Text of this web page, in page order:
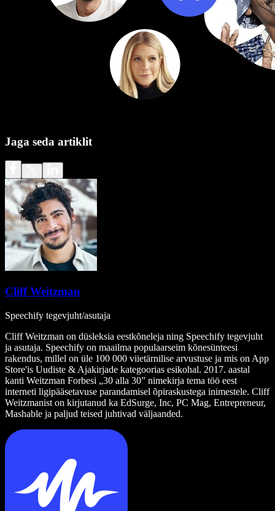
Jaga seda artiklit
Cliff Weitzman
Speechify tegevjuht/asutaja
Cliff Weitzman on düsleksia eestkõneleja ning Speechify tegevjuht
ja asutaja. Speechify on maailma populaarseim kõnesünteesi
rakendus, millel on üle 100 000 viietärnilise arvustuse ja mis on App
Store'is Uudiste & Ajakirjade kategoorias esikohal. 2017. aastal
kanti Weitzman Forbesi „30 alla 30” nimekirja tema töö eest
interneti ligipääsetavuse parandamisel õpiraskustega inimestele. Cliff
Weitzmanist on kirjutanud ka EdSurge, Inc, PC Mag, Entrepreneur,
Mashable ja paljud teised juhtivad väljaanded.